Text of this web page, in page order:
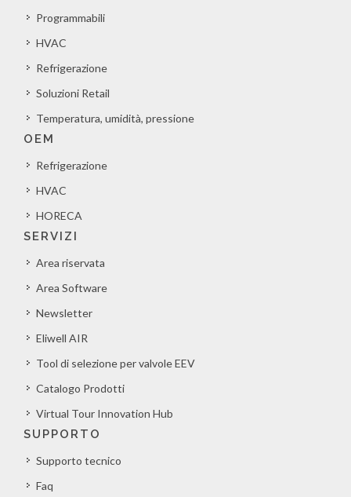
Programmabili
HVAC
Refrigerazione
Soluzioni Retail
Temperatura, umidità, pressione
OEM
Refrigerazione
HVAC
HORECA
SERVIZI
Area riservata
Area Software
Newsletter
Eliwell AIR
Tool di selezione per valvole EEV
Catalogo Prodotti
Virtual Tour Innovation Hub
SUPPORTO
Supporto tecnico
Faq